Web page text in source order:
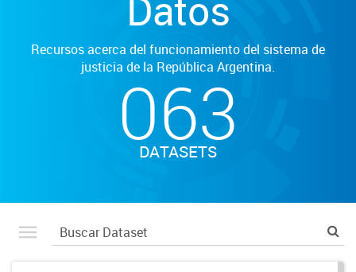
Recursos acerca del funcionamiento del sistema de
justicia de la República Argentina.
063
DATASETS